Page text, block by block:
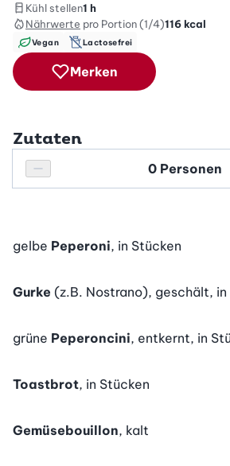
Kühl stellen1 h
Nährwerte pro Portion (1/4)116kcal
Vegan Lactosefrei
Merken
Zutaten
Personenanzahl verringern
Personenanzahl
gelbe Peperoni, in Stücken
Gurke (z.B. Nostrano), geschält, in
grüne Peperoncini, entkernt, in
Toastbrot, in Stücken
Gemüsebouillon, kalt